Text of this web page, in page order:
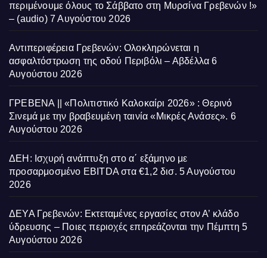
περιμένουμε όλους το Σάββατο στη Μυρσίνα Γρεβενών !»
– (audio) 7 Αυγούστου 2026
Αντιπεριφέρεια Γρεβενών: Ολοκληρώνεται η
ασφαλτόστρωση της οδού Περιβόλι – Αβδέλλα 6
Αυγούστου 2026
ΓΡΕΒΕΝΑ || «Πολιτιστικό Καλοκαίρι 2026» : Θερινό
Σινεμά με την βραβευμένη ταινία «Μικρές Ανάσες». 6
Αυγούστου 2026
ΔΕΗ: Ισχυρή ανάπτυξη στο α΄ εξάμηνο με
προσαρμοσμένο EBITDA στα €1,2 δισ. 5 Αυγούστου
2026
ΔΕΥΑ Γρεβενών: Εκτεταμένες εργασίες στον Α’ κλάδο
ύδρευσης – Ποιες περιοχές επηρεάζονται την Πέμπτη 5
Αυγούστου 2026